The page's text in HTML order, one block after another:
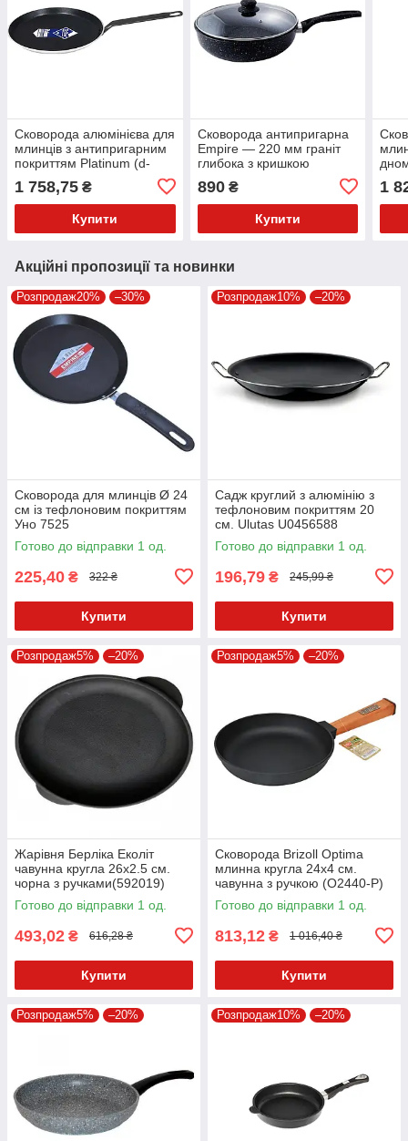
Сковорода алюмінієва для
млинців з антипригарним
покриттям Platinum (d-
Stalgas
1 758,75 ₴
Купити
Сковорода антипригарна
Empire — 220 мм граніт
глибока з кришкою
890₴
Купити
h-
1
Акційні пропозиції та новинки
Розпродаж20% –30%
Сковорода для млинців Ø 24
см із тефлоновим покриттям
Уно 7525
Готово до відправки 1 од.
225,40 ₴ 322 ₴
Купити
Розпродаж10% –20%
Садж круглий з алюмінію з
тефлоновим покриттям 20
см. Ulutas U0456588
Готово до відправки 1 од.
196,79 ₴ 245,99 ₴
Купити
Розпродаж5% –20%
Жарівня Берліка Еколіт
чавунна кругла 26х2.5 см.
чорна з ручками(592019)
Готово до відправки 1 од.
493,02 ₴ 616,28 ₴
Купити
Розпродаж5% –20%
Сковорода Brizoll Optima
млинна кругла 24х4 см.
чавунна з ручкою (О2440-Р)
Готово до відправки 1 од.
813,12 ₴ 1 016,40 ₴
Купити
Розпродаж5% –20% Розпродаж10% –20%